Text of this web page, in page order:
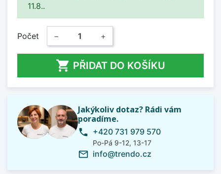
11.8..
Počet − +
 PŘIDAT DO KOŠÍKU
Jakýkoliv dotaz? Rádi vám
poradíme.
phone +420 731 979 570
Po-Pá 9-12, 13-17
mail_outline info@trendo.cz